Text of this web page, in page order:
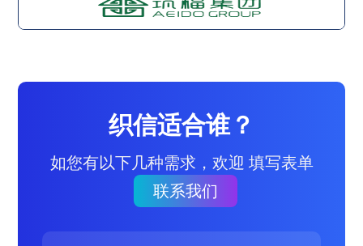
织信适合谁？
如您有以下几种需求，欢迎 填写表单
联系我们